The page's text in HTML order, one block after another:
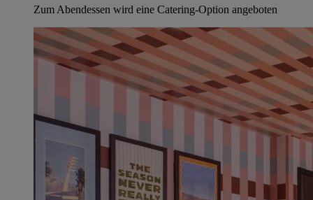
Zum Abendessen wird eine Catering-Option angeboten